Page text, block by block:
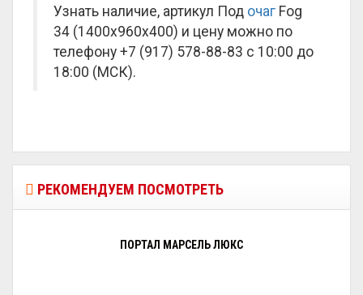
Узнать наличие, артикул Под очаг Fog
34 (1400x960x400) и цену можно по
телефону +7 (917) 578-88-83 с 10:00 до
18:00 (МСК).
РЕКОМЕНДУЕМ ПОСМОТРЕТЬ
ПОРТАЛ МАРСЕЛЬ ЛЮКС